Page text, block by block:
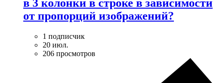
в 3 колонки в строке в зависимости
от пропорций изображений?
1 подписчик
20 июл.
206 просмотров